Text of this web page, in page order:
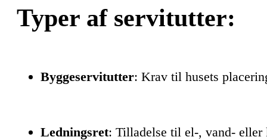
Typer af servitutter:
Byggeservitutter: Krav til husets
Ledningsret: Tilladelse til el-, vand- eller